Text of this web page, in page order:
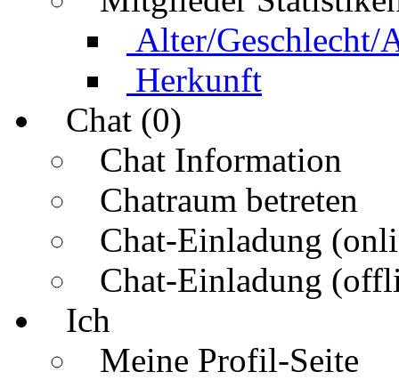
Alter/Geschlecht/
Herkunft
Chat (0)
Chat Information
Chatraum betreten
Chat-Einladung
Chat-Einladung
Ich
Meine Profil-Seite